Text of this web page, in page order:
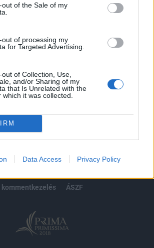
out of the Sale of my
out of processing my
for Targeted Advertising.
of Collection, Use,
and/or Sharing of my
that Is Unrelated with the
it was collected.
Data Access Privacy Policy
VAGY?
© 2026 Portfolio
jogi nyilatkozat
süti beállítások
kommentkezelés
ÁSZF